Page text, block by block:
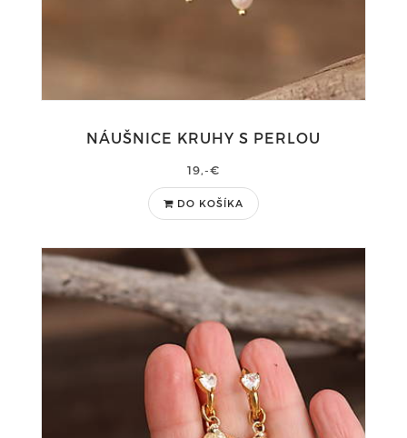
NÁUŠNICE KRUHY S PERLOU
19,-€
DO KOŠÍKA